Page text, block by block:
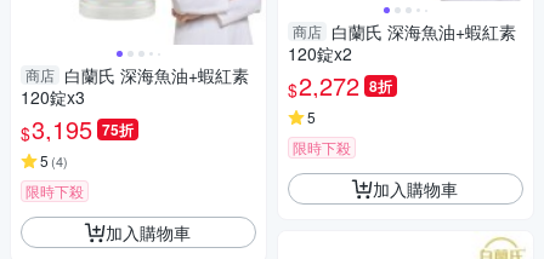
商店 白蘭氏 深海魚油+蝦紅素
120錠x3
$3,195 75折
5 (4)
限時下殺
加入購物車
商店 白蘭氏 深海魚油+蝦紅素
120錠x2
$2,272 8折
5
限時下殺
加入購物車